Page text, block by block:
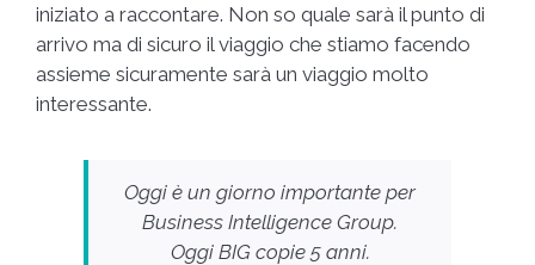
iniziato a raccontare. Non so quale sarà il punto di
arrivo ma di sicuro il viaggio che stiamo facendo
assieme sicuramente sarà un viaggio molto
interessante.
Oggi è un giorno importante per
Business Intelligence Group.
Oggi BIG copie 5 anni.